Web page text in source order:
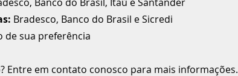
Bradesco, Banco do Brasil e Sicredi
de sua preferência
Entre em contato conosco para mais informações.